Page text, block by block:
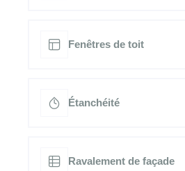
Fenêtres de toit
Étanchéité
Ravalement de façade